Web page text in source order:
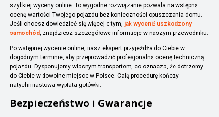
szybkiej wyceny online. To wygodne rozwiązanie pozwala na wstępną
ocenę wartości Twojego pojazdu bez konieczności opuszczania domu.
Jeśli chcesz dowiedzieć się więcej o tym, jak wycenić uszkodzony
samochód, znajdziesz szczegółowe informacje w naszym przewodniku.
Po wstępnej wycenie online, nasz ekspert przyjeżdża do Ciebie w
dogodnym terminie, aby przeprowadzić profesjonalną ocenę techniczną
pojazdu. Dysponujemy własnym transportem, co oznacza, że dotrzemy
do Ciebie w dowolne miejsce w Polsce. Całą procedurę kończy
natychmiastowa wypłata gotówki.
Bezpieczeństwo i Gwarancje